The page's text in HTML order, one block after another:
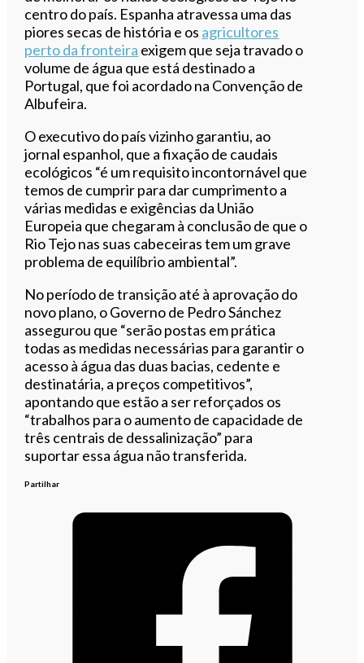
centro do país. Espanha atravessa uma das
piores secas de história e os agricultores
perto da fronteira exigem que seja travado o
volume de água que está destinado a
Portugal, que foi acordado na Convenção de
Albufeira.
O executivo do país vizinho garantiu, ao
jornal espanhol, que a fixação de caudais
ecológicos “é um requisito incontornável que
temos de cumprir para dar cumprimento a
várias medidas e exigências da União
Europeia que chegaram à conclusão de que o
Rio Tejo nas suas cabeceiras tem um grave
problema de equilíbrio ambiental”.
No período de transição até à aprovação do
novo plano, o Governo de Pedro Sánchez
assegurou que “serão postas em prática
todas as medidas necessárias para garantir o
acesso à água das duas bacias, cedente e
destinatária, a preços competitivos”,
apontando que estão a ser reforçados os
“trabalhos para o aumento de capacidade de
três centrais de dessalinização” para
suportar essa água não transferida.
Partilhar